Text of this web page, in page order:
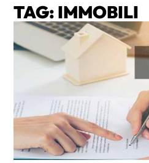
TAG: IMMOBILI